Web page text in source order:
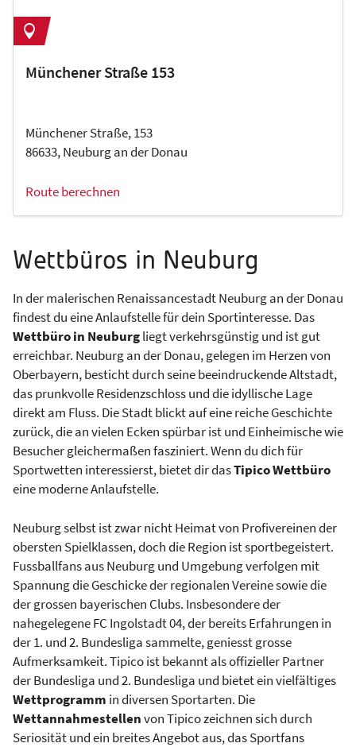
Münchener Straße 153
Münchener Straße, 153
86633, Neuburg an der Donau
Route berechnen
Wettbüros in Neuburg
In der malerischen Renaissancestadt Neuburg an der Donau
findest du eine Anlaufstelle für dein Sportinteresse. Das
Wettbüro in Neuburgliegt verkehrsgünstig und ist gut
erreichbar. Neuburg an der Donau, gelegen im Herzen von
Oberbayern, besticht durch seine beeindruckende Altstadt,
das prunkvolle Residenzschloss und die idyllische Lage
direkt am Fluss. Die Stadt blickt auf eine reiche Geschichte
zurück, die an vielen Ecken spürbar ist und Einheimische wie
Besucher gleichermaßen fasziniert. Wenn du dich für
Sportwetten interessierst, bietet dir dasTipico Wettbüro
eine moderne Anlaufstelle.
Neuburg selbst ist zwar nicht Heimat von Profivereinen der
obersten Spielklassen, doch die Region ist sportbegeistert.
Fussballfans aus Neuburg und Umgebung verfolgen mit
Spannung die Geschicke der regionalen Vereine sowie die
der grossen bayerischen Clubs. Insbesondere der
nahegelegene FC Ingolstadt 04, der bereits Erfahrungen in
der 1. und 2. Bundesliga sammelte, geniesst grosse
Aufmerksamkeit. Tipico ist bekannt als offizieller Partner
der Bundesliga und 2. Bundesliga und bietet ein vielfältiges
Wettprogramm in diversen Sportarten. Die
Wettannahmestellenvon Tipico zeichnen sich durch
Seriosität und ein breites Angebot aus, das Sportfans